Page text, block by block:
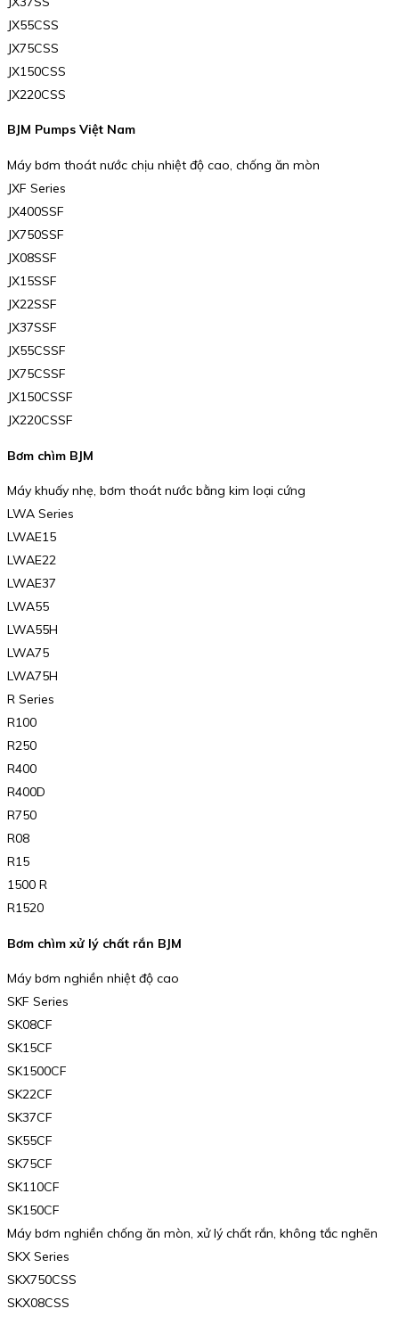
JX55CSS
JX75CSS
JX150CSS
JX220CSS
BJM Pumps Việt Nam
Máy bơm thoát nước chịu nhiệt độ cao, chống ăn mòn
JXF Series
JX400SSF
JX750SSF
JX08SSF
JX15SSF
JX22SSF
JX37SSF
JX55CSSF
JX75CSSF
JX150CSSF
JX220CSSF
Bơm chìm BJM
Máy khuấy nhẹ, bơm thoát nước bằng kim loại cứng
LWA Series
LWAE15
LWAE22
LWAE37
LWA55
LWA55H
LWA75
LWA75H
R Series
R100
R250
R400
R400D
R750
R08
R15
1500 R
R1520
Bơm chìm xử lý chất rắn BJM
Máy bơm nghiền nhiệt độ cao
SKF Series
SK08CF
SK15CF
SK1500CF
SK22CF
SK37CF
SK55CF
SK75CF
SK110CF
SK150CF
Máy bơm nghiền chống ăn mòn, xử lý chất rắn, không tắc nghẽn
SKX Series
SKX750CSS
SKX08CSS